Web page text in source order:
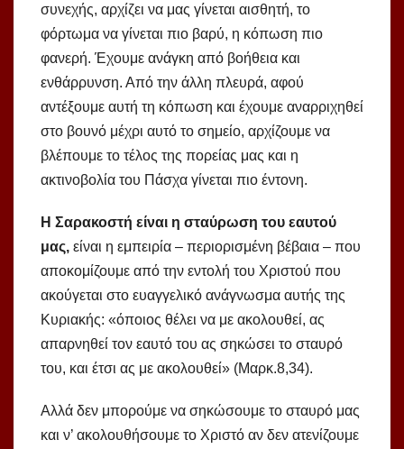
συνεχής, αρχίζει να μας γίνεται αισθητή, το
φόρτωμα να γίνεται πιο βαρύ, η κόπωση πιο
φανερή. Έχουμε ανάγκη από βοήθεια και
ενθάρρυνση. Από την άλλη πλευρά, αφού
αντέξουμε αυτή τη κόπωση και έχουμε αναρριχηθεί
στο βουνό μέχρι αυτό το σημείο, αρχίζουμε να
βλέπουμε το τέλος της πορείας μας και η
ακτινοβολία του Πάσχα γίνεται πιο έντονη.
Η Σαρακοστή είναι η σταύρωση του εαυτού
μας, είναι η εμπειρία – περιορισμένη βέβαια – που
αποκομίζουμε από την εντολή του Χριστού που
ακούγεται στο ευαγγελικό ανάγνωσμα αυτής της
Κυριακής: «όποιος θέλει να με ακολουθεί, ας
απαρνηθεί τον εαυτό του ας σηκώσει το σταυρό
του, και έτσι ας με ακολουθεί» (Μαρκ.8,34).
Αλλά δεν μπορούμε να σηκώσουμε το σταυρό μας
και ν’ ακολουθήσουμε το Χριστό αν δεν ατενίζουμε